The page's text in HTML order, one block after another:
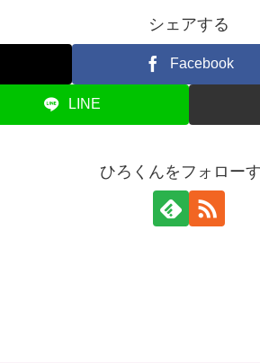
シェアする
Facebook
LINE
ひろくんをフォロー